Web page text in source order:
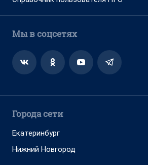
Мы в соцсетях
Города сети
Екатеринбург
Нижний Новгород